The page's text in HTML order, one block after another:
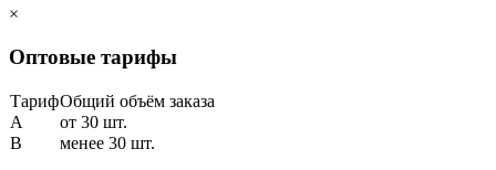
×
Оптовые тарифы
ТарифОбщий объём заказа
A
от 30 шт.
B
менее 30 шт.